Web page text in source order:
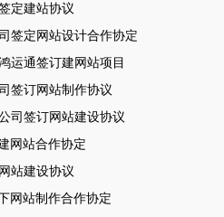
定建站协议
签定网站设计合作协定
运通签订建网站项目
签订网站制作协议
司签订网站建设协议
网站合作协定
站建设协议
网站制作合作协定